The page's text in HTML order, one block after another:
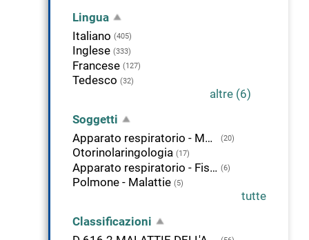
Lingua
Italiano (405)
Inglese (333)
Francese (127)
Tedesco (32)
altre (6)
Soggetti
Apparato respiratorio - Malattie
(20)
Otorinolaringologia (17)
Apparato respiratorio - Fisiopatologia (6)
Polmone - Malattie (5)
tutte
Classificazioni